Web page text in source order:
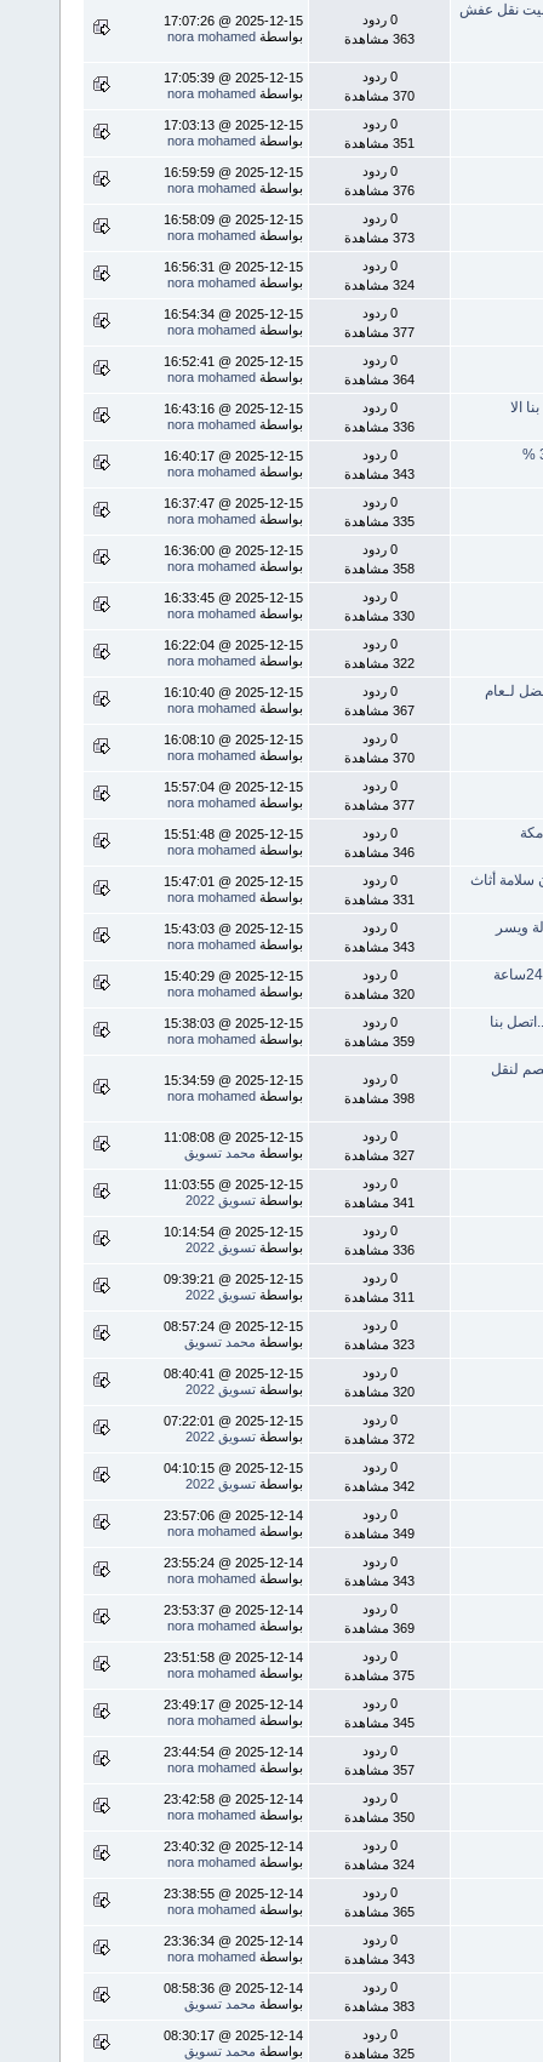
عند طلب ونيت نقل عفش
0 ردود
363 مشاهدة
2025-12-15 @ 17:07:26
بواسطة nora mohamed
0 ردود
370 مشاهدة
2025-12-15 @ 17:05:39
بواسطة nora mohamed
0 ردود
351 مشاهدة
2025-12-15 @ 17:03:13
بواسطة nora mohamed
0 ردود
376 مشاهدة
2025-12-15 @ 16:59:59
بواسطة nora mohamed
0 ردود
373 مشاهدة
2025-12-15 @ 16:58:09
بواسطة nora mohamed
0 ردود
324 مشاهدة
2025-12-15 @ 16:56:31
بواسطة nora mohamed
0 ردود
377 مشاهدة
2025-12-15 @ 16:54:34
بواسطة nora mohamed
0 ردود
364 مشاهدة
2025-12-15 @ 16:52:41
بواسطة nora mohamed
0 ردود
336 مشاهدة
2025-12-15 @ 16:43:16
بواسطة nora mohamed
0 ردود
343 مشاهدة
2025-12-15 @ 16:40:17
بواسطة nora mohamed
0 ردود
335 مشاهدة
2025-12-15 @ 16:37:47
بواسطة nora mohamed
0 ردود
358 مشاهدة
2025-12-15 @ 16:36:00
بواسطة nora mohamed
0 ردود
330 مشاهدة
2025-12-15 @ 16:33:45
بواسطة nora mohamed
0 ردود
322 مشاهدة
2025-12-15 @ 16:22:04
بواسطة nora mohamed
0 ردود
367 مشاهدة
2025-12-15 @ 16:10:40
بواسطة nora mohamed
0 ردود
370 مشاهدة
2025-12-15 @ 16:08:10
بواسطة nora mohamed
0 ردود
377 مشاهدة
2025-12-15 @ 15:57:04
بواسطة nora mohamed
0 ردود
346 مشاهدة
2025-12-15 @ 15:51:48
بواسطة nora mohamed
0 ردود
331 مشاهدة
2025-12-15 @ 15:47:01
بواسطة nora mohamed
0 ردود
343 مشاهدة
2025-12-15 @ 15:43:03
بواسطة nora mohamed
0 ردود
320 مشاهدة
2025-12-15 @ 15:40:29
بواسطة nora mohamed
0 ردود
359 مشاهدة
2025-12-15 @ 15:38:03
بواسطة nora mohamed
بضمان الجودة100%وخصم100ريال خصم لنقل
0 ردود
398 مشاهدة
2025-12-15 @ 15:34:59
بواسطة nora mohamed
0 ردود
327 مشاهدة
2025-12-15 @ 11:08:08
بواسطة محمد تسويق
0 ردود
341 مشاهدة
2025-12-15 @ 11:03:55
بواسطة تسويق 2022
0 ردود
336 مشاهدة
2025-12-15 @ 10:14:54
بواسطة تسويق 2022
0 ردود
311 مشاهدة
2025-12-15 @ 09:39:21
بواسطة تسويق 2022
0 ردود
323 مشاهدة
2025-12-15 @ 08:57:24
بواسطة محمد تسويق
0 ردود
320 مشاهدة
2025-12-15 @ 08:40:41
بواسطة تسويق 2022
0 ردود
372 مشاهدة
2025-12-15 @ 07:22:01
بواسطة تسويق 2022
0 ردود
342 مشاهدة
2025-12-15 @ 04:10:15
بواسطة تسويق 2022
0 ردود
349 مشاهدة
2025-12-14 @ 23:57:06
بواسطة nora mohamed
0 ردود
343 مشاهدة
2025-12-14 @ 23:55:24
بواسطة nora mohamed
0 ردود
369 مشاهدة
2025-12-14 @ 23:53:37
بواسطة nora mohamed
0 ردود
375 مشاهدة
2025-12-14 @ 23:51:58
بواسطة nora mohamed
0 ردود
345 مشاهدة
2025-12-14 @ 23:49:17
بواسطة nora mohamed
0 ردود
357 مشاهدة
2025-12-14 @ 23:44:54
بواسطة nora mohamed
0 ردود
350 مشاهدة
2025-12-14 @ 23:42:58
بواسطة nora mohamed
0 ردود
324 مشاهدة
2025-12-14 @ 23:40:32
بواسطة nora mohamed
0 ردود
365 مشاهدة
2025-12-14 @ 23:38:55
بواسطة nora mohamed
0 ردود
343 مشاهدة
2025-12-14 @ 23:36:34
بواسطة nora mohamed
0 ردود
383 مشاهدة
2025-12-14 @ 08:58:36
بواسطة محمد تسويق
0 ردود
325 مشاهدة
2025-12-14 @ 08:30:17
بواسطة محمد تسويق